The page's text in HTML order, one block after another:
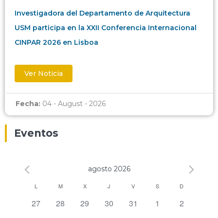
Investigadora del Departamento de Arquitectura
USM participa en la XXII Conferencia Internacional
CINPAR 2026 en Lisboa
Ver Noticia
Fecha: 04 - August - 2026
Eventos
agosto 2026
Calendario
de
L M X J V S D
0 eventos,
27 0 eventos,
28 0 eventos,
29 0 eventos,
30 0 eventos,
31 0 eventos,
1 0 eventos,
2